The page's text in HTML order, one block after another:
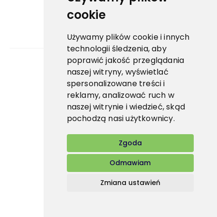
cookie
Używamy plików cookie i innych
technologii śledzenia, aby
poprawić jakość przeglądania
naszej witryny, wyświetlać
spersonalizowane treści i
reklamy, analizować ruch w
naszej witrynie i wiedzieć, skąd
pochodzą nasi użytkownicy.
Zgoda
Odmawiam
Zmiana ustawień
Bidfood Czech Republic s.r.o.